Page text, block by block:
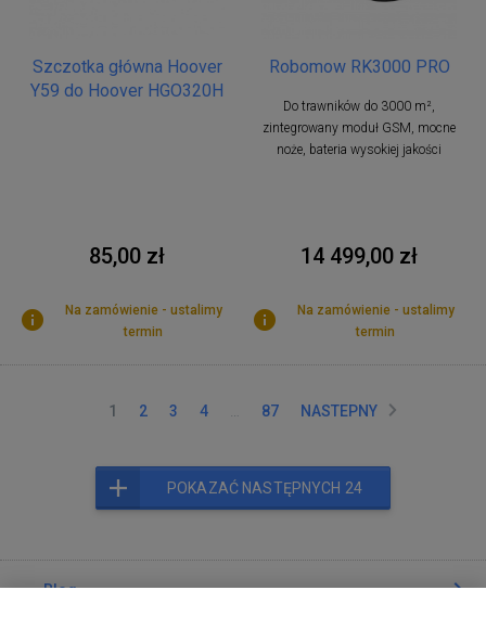
Szczotka główna Hoover
Y59 do Hoover HGO320H
85,00 zł
Na zamówienie - ustalimy
termin
Robomow RK3000 PRO
Do trawników do 3000 m²,
zintegrowany moduł GSM, mocne
noże, bateria wysokiej jakości
14 499,00 zł
Na zamówienie - ustalimy
termin
1 2 3 4 87 NASTEPNY
POKAZAĆ NASTĘPNYCH 24
Blog